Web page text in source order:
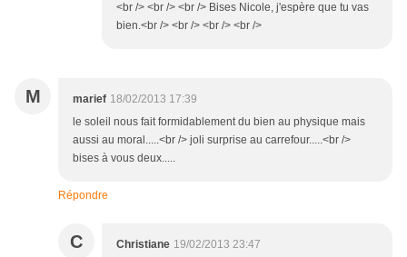
<br /> <br /> <br /> Bises Nicole, j'espère que tu vas
bien.<br /> <br /> <br /> <br />
M marief 18/02/2013 17:39
le soleil nous fait formidablement du bien au physique mais
aussi au moral.....<br /> joli surprise au carrefour.....<br />
bises à vous deux.....
Répondre
C Christiane 19/02/2013 23:47